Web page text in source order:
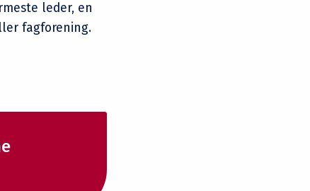
leder, en
fagforening.